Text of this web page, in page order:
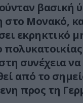
βασική
στο Μονακό,
εκρηκτικό
πολυκατοικίας
συνέχεια να
από το
προς τη